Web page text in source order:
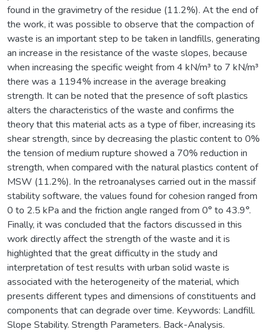
found in the gravimetry of the residue (11.2%). At the end of
the work, it was possible to observe that the compaction of
waste is an important step to be taken in landfills, generating
an increase in the resistance of the waste slopes, because
when increasing the specific weight from 4 kN/m³ to 7 kN/m³
there was a 1194% increase in the average breaking
strength. It can be noted that the presence of soft plastics
alters the characteristics of the waste and confirms the
theory that this material acts as a type of fiber, increasing its
shear strength, since by decreasing the plastic content to 0%
the tension of medium rupture showed a 70% reduction in
strength, when compared with the natural plastics content of
MSW (11.2%). In the retroanalyses carried out in the massif
stability software, the values found for cohesion ranged from
0 to 2.5 kPa and the friction angle ranged from 0° to 43.9°.
Finally, it was concluded that the factors discussed in this
work directly affect the strength of the waste and it is
highlighted that the great difficulty in the study and
interpretation of test results with urban solid waste is
associated with the heterogeneity of the material, which
presents different types and dimensions of constituents and
components that can degrade over time. Keywords: Landfill.
Slope Stability. Strength Parameters. Back-Analysis.